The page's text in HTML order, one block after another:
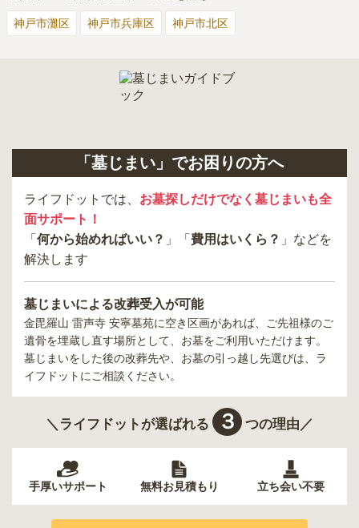
神戸市灘区 神戸市兵庫区 神戸市北区
「墓じまい」でお困りの方へ
ライフドットでは、 お墓探しだけでなく墓じまいも全
面サポート！
「 何から始めればいい？ 」「 費用はいくら？ 」などを
解決します
墓じまいによる改葬受入が可能
金毘羅山 雷声寺 安寧墓苑に空き区画があれば、ご先祖様のご
遺骨を埋蔵し直す場所として、お墓をご利用いただけます。
墓じまいをした後の改葬先や、お墓の引っ越し先選びは、ラ
イフドットにご相談ください。
＼ライフドットが選ばれる ３ つの理由／
手厚いサポート 無料お見積もり 立ち会い不要